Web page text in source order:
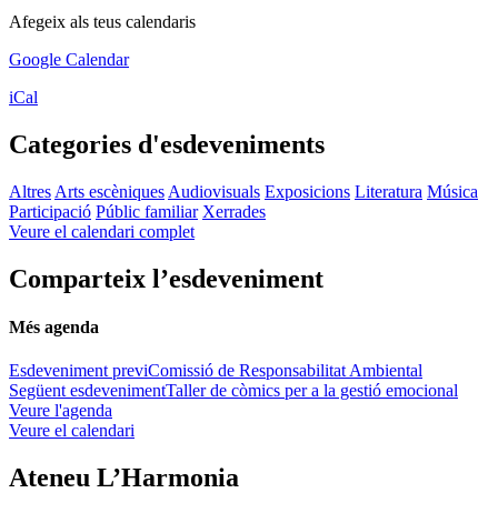
Afegeix als teus calendaris
Google Calendar
iCal
Categories d'esdeveniments
Altres Arts escèniques Audiovisuals Exposicions Literatura Música
Participació Públic familiar Xerrades
Veure el calendari complet
Comparteix l’esdeveniment
Més agenda
Esdeveniment previComissió de Responsabilitat Ambiental
Següent esdevenimentTaller de còmics per a la gestió emocional
Veure l'agenda
Veure el calendari
Ateneu L’Harmonia